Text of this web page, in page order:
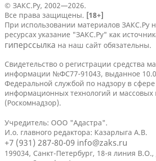
© ЗАКС.Ру, 2002—2026.
Все права защищены. [18+]
При использовании материалов ЗАКС.Ру
ресурсах указание "ЗАКС.Ру" как
гиперссылка на наш сайт обязательны.
Свидетельство о регистрации средства
информации №ФС77-91043, выданное
Федеральной службой по надзору в сфере
информационных технологий и массовых
(Роскомнадзор).
Учредитель: ООО "Адастра".
И.о. главного редактора: Казарлыга А.В.
+7 (931) 287-80-09 info@zaks.ru
199034, Санкт-Петербург, 18-я линия